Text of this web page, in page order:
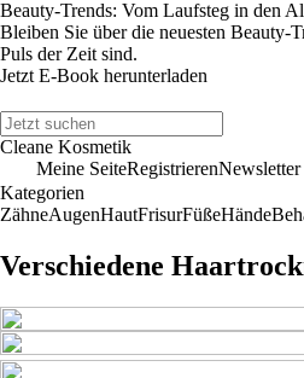
Beauty-Trends: Vom Laufsteg in den
Bleiben Sie über die neuesten
Puls der Zeit sind.
Jetzt E-Book herunterladen
Cleane Kosmetik
Meine SeiteRegistrierenNewsletter
Kategorien
ZähneAugenHautFrisurFüßeHände
Verschiedene